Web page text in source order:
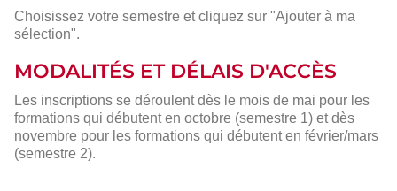
Choisissez votre semestre et cliquez sur "Ajouter à ma
sélection".
MODALITÉS ET DÉLAIS D'ACCÈS
Les inscriptions se déroulent dès le mois de mai pour les
formations qui débutent en octobre (semestre 1) et dès
novembre pour les formations qui débutent en février/mars
(semestre 2).